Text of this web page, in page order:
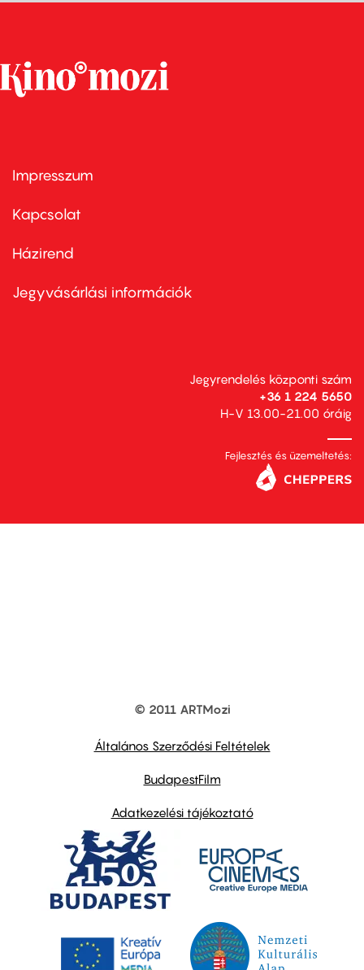
Footer
first
Impresszum
Kapcsolat
Footer
second
Házirend
Jegyvásárlási információk
Jegyrendelés központi szám
+36 1 224 5650
H-V 13.00-21.00 óráig
Fejlesztés és üzemeltetés:
© 2011 ARTMozi
Általános Szerződési Feltételek
BudapestFilm
Adatkezelési tájékoztató